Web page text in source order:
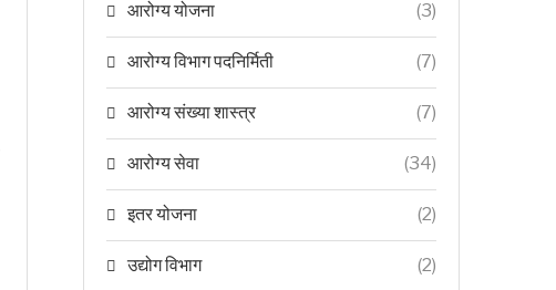
आरोग्य योजना (3)
आरोग्य विभाग पदनिर्मिती (7)
आरोग्य संख्या शास्त्र (7)
आरोग्य सेवा (34)
इतर योजना (2)
उद्योग विभाग (2)